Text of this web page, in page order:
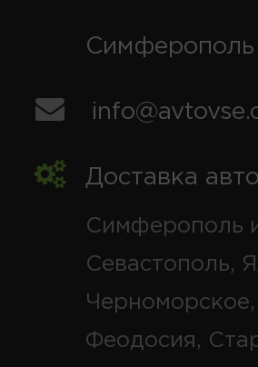
Симферополь
Доставка
Симферополь
Севастополь,
Феодосия,